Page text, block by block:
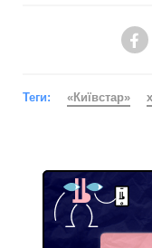
Теги: «Київстар»